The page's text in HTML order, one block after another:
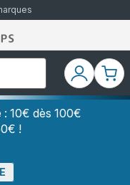
Accueil
Rowenta
Mon
compte
Mon
: 10€ dès 100€
!